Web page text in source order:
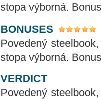
stopa výborná.
BONUSES
Povedený
stopa výborná.
VERDICT
Povedený